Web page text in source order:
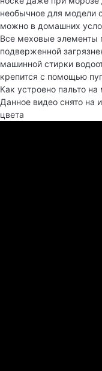
необычное для модели
можно в домашних
Все меховые элементы
подверженной
машинной стирки
крепится с помощью
Как устроено пальто на
Данное видео снято на
цвета